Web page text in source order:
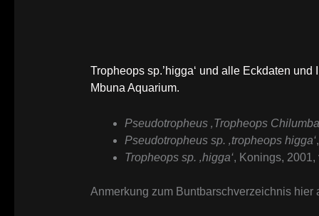
Tropheops sp.’higga‘ und alle Eckdaten
Mbuna Aquarium.
Pseudotropheus ‚Tropheops
Pseudotropheus sp. ‚tropheops higga‘
Tropheops sp. ‚higga‘, Konings,
Anmerkung zum Buntbarschverzeichnis hier